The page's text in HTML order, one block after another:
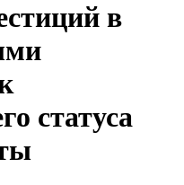
в
статуса